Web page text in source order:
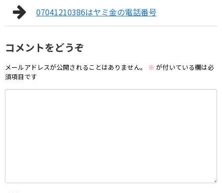
07041210386はヤミ金の電話番号
コメントをどうぞ
メールアドレスが公開されることはありません。 ※ が付いている欄は必
須項目です